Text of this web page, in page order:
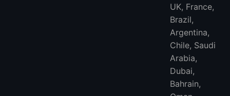
UK, France,
Brazil,
Argentina,
Chile, Saudi
Arabia,
Dubai,
Bahrain,